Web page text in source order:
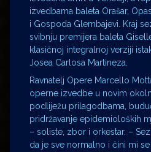
izvedbama baleta Orašar,
i Gospoda Glembajevi. Kraj
svibnju premijera baleta
klasičnoj integralnoj verziji
Josea Carlosa Martineza.
Ravnatelj Opere Marcello
operne izvedbe u novim
podliježu prilagodbama,
pridržavanje epidemioloških
– soliste, zbor i orkestar. –
da je sve normalno i čini mi